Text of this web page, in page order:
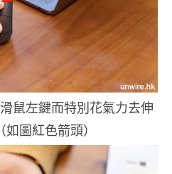
鼠左鍵而特別花氣力去伸
圖紅色箭頭）